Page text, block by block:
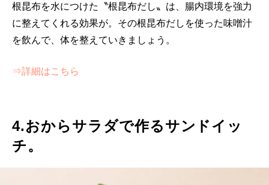
根昆布を水につけた〝根昆布だし〟は、腸内環境を強力
に整えてくれる効果が。その根昆布だしを使った味噌汁
を飲んで、体を整えていきましょう。
⇒詳細はこちら
4.おからサラダで作るサンドイッ
チ。